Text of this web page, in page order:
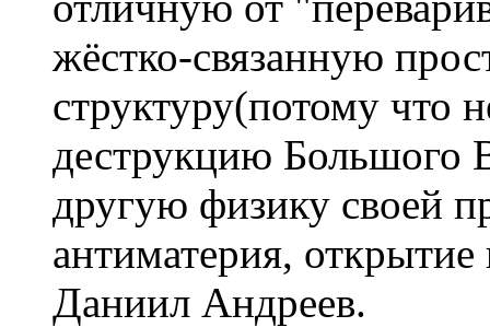
жёстко-связанную
структуру(потому что
деструкцию Большого
другую физику своей
антиматерия, открытие
Даниил Андреев.